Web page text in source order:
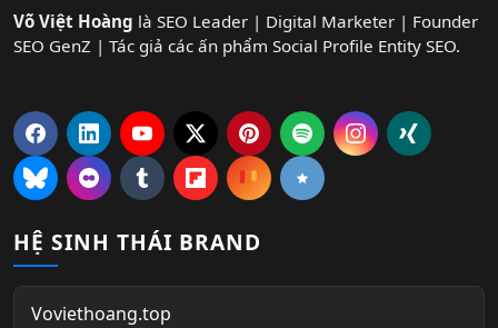
Võ Việt Hoàng là SEO Leader | Digital Marketer | Founder
SEO GenZ | Tác giả các ấn phẩm Social Profile Entity SEO.
HỆ SINH THÁI BRAND
Voviethoang.top